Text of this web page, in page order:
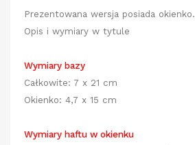
Prezentowana wersja posiada okienko.
Opis i wymiary w tytule
Wymiary bazy
Całkowite: 7 x 21 cm
Okienko: 4,7 x 15 cm
Wymiary haftu w okienku